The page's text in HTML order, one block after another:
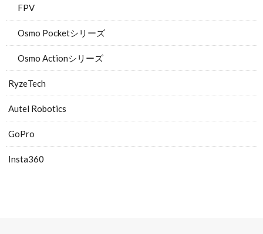
FPV
Osmo Pocketシリーズ
Osmo Actionシリーズ
RyzeTech
Autel Robotics
GoPro
Insta360